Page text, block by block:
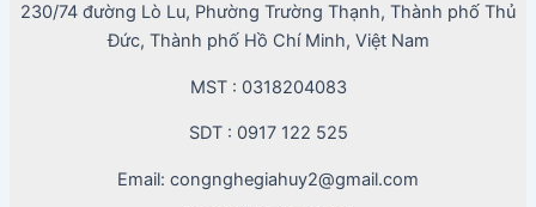
230/74 đường Lò Lu, Phường Trường Thạnh, Thành phố Thủ
Đức, Thành phố Hồ Chí Minh, Việt Nam
MST : 0318204083
SDT : 0917 122 525
Email: congnghegiahuy2@gmail.com